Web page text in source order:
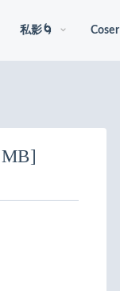
私影🌀 Coser